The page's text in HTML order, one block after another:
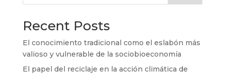
Recent Posts
El conocimiento tradicional como el eslabón más
valioso y vulnerable de la sociobioeconomía
El papel del reciclaje en la acción climática de